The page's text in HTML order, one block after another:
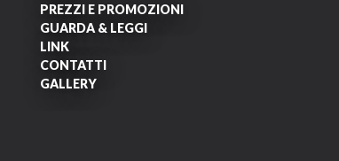
PREZZI E PROMOZIONI
GUARDA & LEGGI
LINK
CONTATTI
GALLERY